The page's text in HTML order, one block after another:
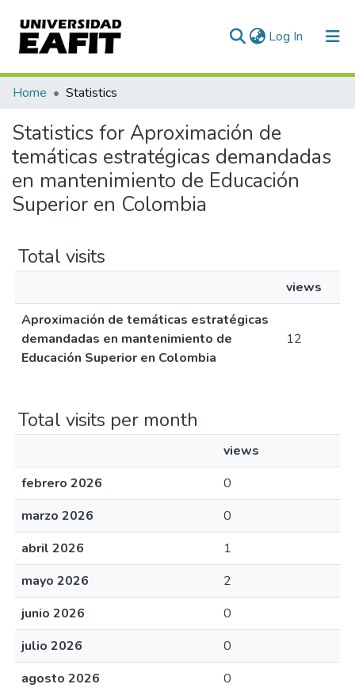
Log In (current)
Communities & Collections
All of DSpace
Home Statistics
Statistics for Aproximación de
temáticas estratégicas demandadas
en mantenimiento de Educación
Superior en Colombia
Total visits
views
Aproximación de temáticas estratégicas
demandadas en mantenimiento de
Educación Superior en Colombia
12
Total visits per month
views
febrero 2026
0
marzo 2026
0
abril 2026
1
mayo 2026
2
junio 2026
0
julio 2026
0
agosto 2026
0